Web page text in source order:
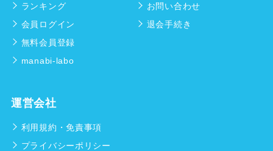
ランキング
会員ログイン
無料会員登録
manabi-labo
お問い合わせ
退会手続き
運営会社
利用規約・免責事項
プライバシーポリシー